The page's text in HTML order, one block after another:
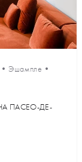
• Эшампле •
ПАСЕО-ДЕ-